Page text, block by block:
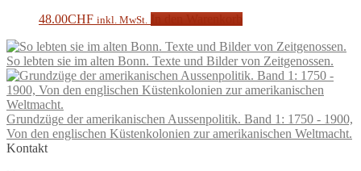
48.00CHF inkl. MwSt.
So lebten sie im alten Bonn. Texte und Bilder von Zeitgenossen.
Grundzüge der amerikanischen Aussenpolitik. Band 1: 1750 - 1900,
Von den englischen Küstenkolonien zur amerikanischen Weltmacht.
Kontakt